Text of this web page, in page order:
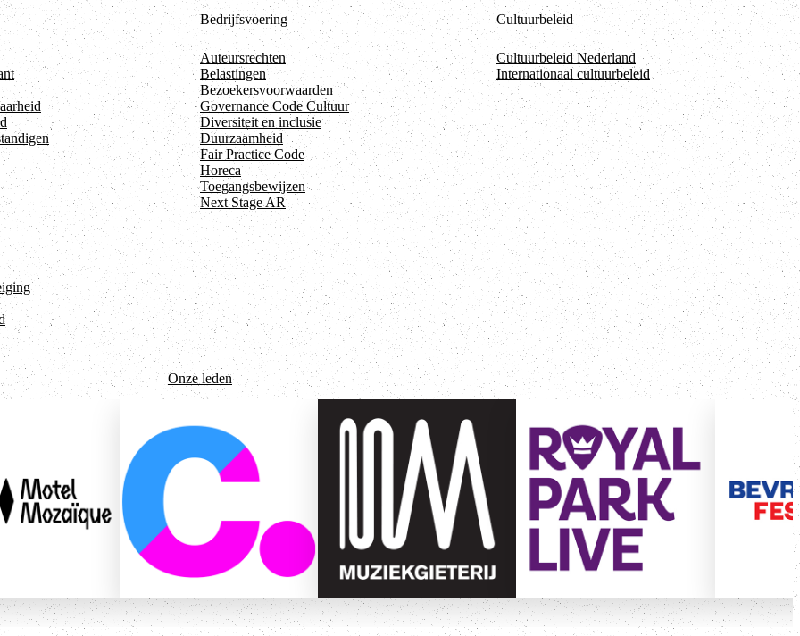
Bedrijfsvoering
Auteursrechten
Belastingen
Bezoekersvoorwaarden
Governance Code Cultuur
Diversiteit en inclusie
Duurzaamheid
Fair Practice Code
Horeca
Toegangsbewijzen
Next Stage AR
Cultuurbeleid
Cultuurbeleid Nederland
Internationaal cultuurbeleid
Onze leden